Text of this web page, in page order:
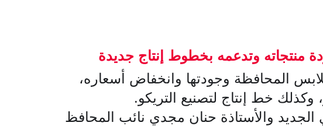
منتجاته وتدعمه بخطوط إنتاج جديدة
المحافظة وجودتها وانخفاض أسعاره،
خط إنتاج لتصنيع التريكو.
الجديد والأستاذة حنان مجدي نائب المحافظ